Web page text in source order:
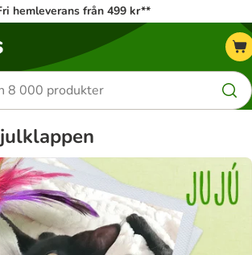
hemleverans från 499 kr**